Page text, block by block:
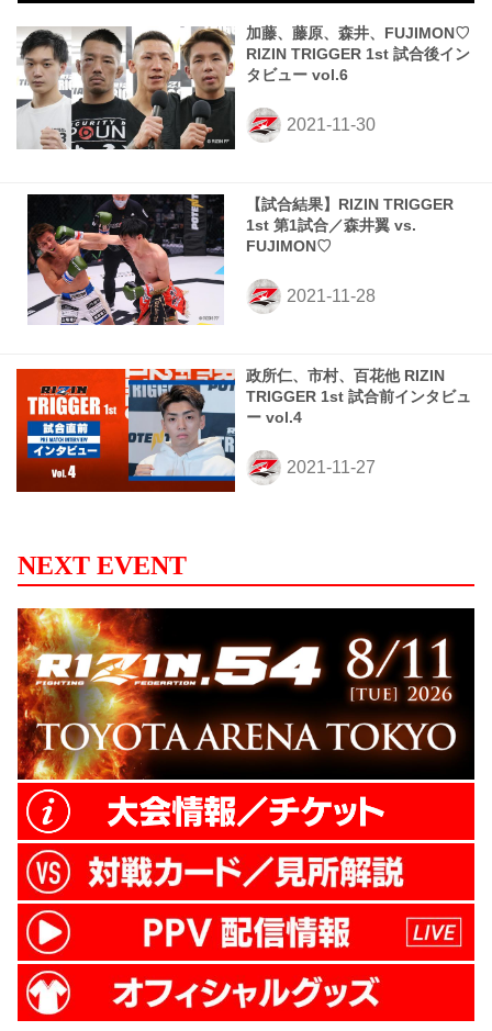
加藤、藤原、森井、FUJIMON♡
RIZIN TRIGGER 1st 試合後イン
タビュー vol.6
【試合結果】RIZIN TRIGGER
1st 第1試合／森井翼 vs.
FUJIMON♡
政所仁、市村、百花他 RIZIN
TRIGGER 1st 試合前インタビュ
ー vol.4
NEXT EVENT